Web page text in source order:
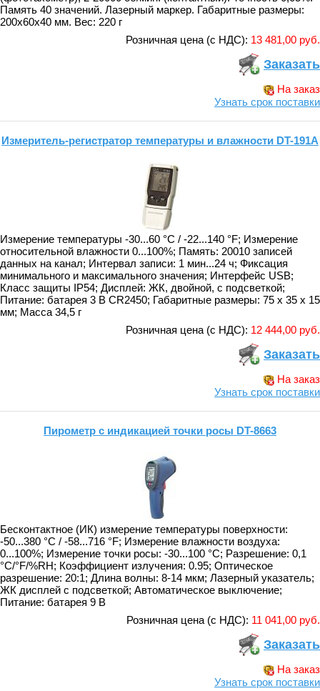
Память 40 значений. Лазерный маркер. Габаритные размеры:
200x60x40 мм. Вес: 220 г
Розничная цена (с НДС): 13 481,00 руб.
Заказать
На заказ
Узнать срок поставки
Измеритель-регистратор температуры и влажности DT-191A
Измерение температуры -30...60 °C / -22...140 °F; Измерение
относительной влажности 0...100%; Память: 20010 записей
данных на канал; Интервал записи: 1 мин...24 ч; Фиксация
минимального и максимального значения; Интерфейс USB;
Класc защиты IP54; Дисплей: ЖК, двойной, с подсветкой;
Питание: батарея 3 В CR2450; Габаритные размеры: 75 x 35 x 15
мм; Масса 34,5 г
Розничная цена (с НДС): 12 444,00 руб.
Заказать
На заказ
Узнать срок поставки
Пирометр с индикацией точки росы DT-8663
Бесконтактное (ИК) измерение температуры поверхности:
-50...380 °C / -58...716 °F; Измерение влажности воздуха:
0...100%; Измерение точки росы: -30...100 °C; Разрешение: 0,1
°C/°F/%RH; Коэффициент излучения: 0.95; Оптическое
разрешение: 20:1; Длина волны: 8-14 мкм; Лазерный указатель;
ЖК дисплей с подсветкой; Автоматическое выключение;
Питание: батарея 9 В
Розничная цена (с НДС): 11 041,00 руб.
Заказать
На заказ
Узнать срок поставки